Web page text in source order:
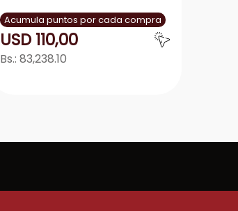
Acumula puntos por cada compra
USD 110,00
Bs.: 83,238.10